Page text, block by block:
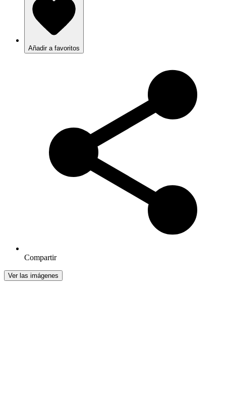
Añadir a favoritos
Compartir
Ver las imágenes